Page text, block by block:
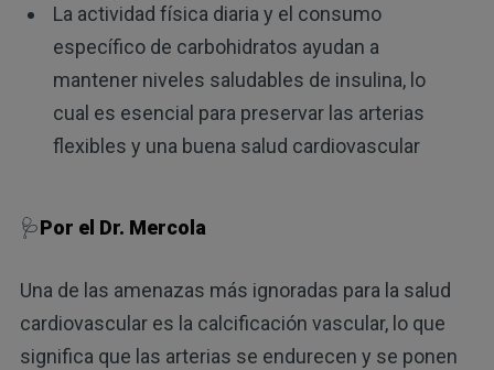
La actividad física diaria y el consumo
específico de carbohidratos ayudan a
mantener niveles saludables de insulina, lo
cual es esencial para preservar las arterias
flexibles y una buena salud cardiovascular
🩺Por el Dr. Mercola
Una de las amenazas más ignoradas para la salud
cardiovascular es la calcificación vascular, lo que
significa que las arterias se endurecen y se ponen